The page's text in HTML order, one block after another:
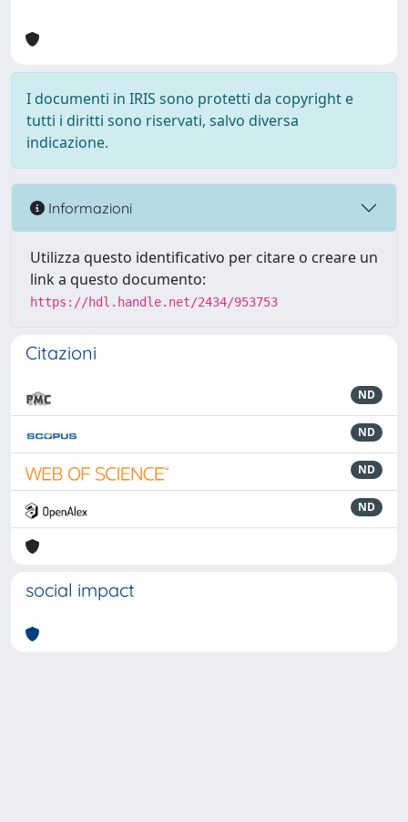
I documenti in IRIS sono protetti da copyright e
tutti i diritti sono riservati, salvo diversa
indicazione.
Informazioni
Utilizza questo identificativo per citare o creare un
link a questo documento:
https://hdl.handle.net/2434/953753
Citazioni
ND
ND
ND
ND
social impact